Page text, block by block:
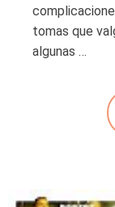
tomas que
algunas …